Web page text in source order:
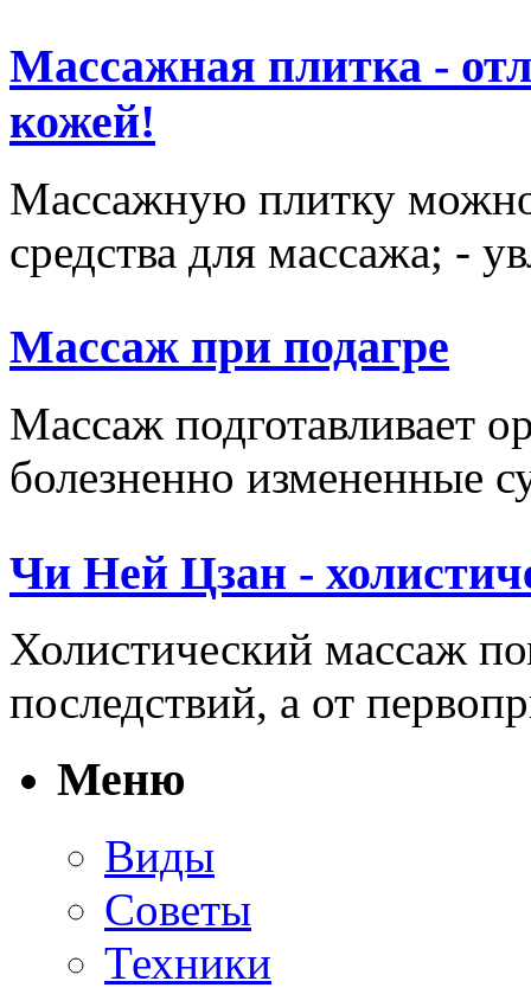
Массажная плитка -
кожей!
Массажную плитку можно
средства для массажа; -
Массаж при подагре
Массаж подготавливает
болезненно измененные
Чи Ней Цзан -
Холистический массаж
последствий, а от
Меню
Виды
Советы
Техники